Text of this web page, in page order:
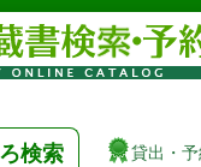
検索 貸出・